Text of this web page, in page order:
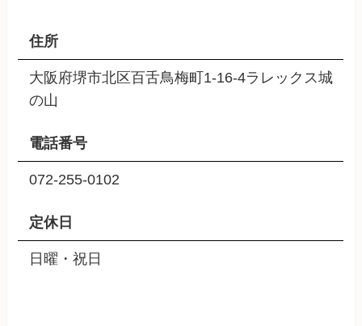
住所
大阪府堺市北区百舌鳥梅町1-16-4ラレックス城
の山
電話番号
072-255-0102
定休日
日曜・祝日